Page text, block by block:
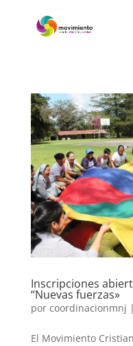
Inscripciones
“Nuevas fuerzas»
por coordinacionmnj |
El Movimiento